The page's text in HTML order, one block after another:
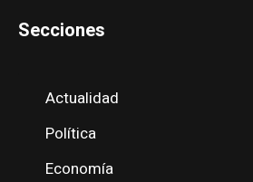
Secciones
Actualidad
Política
Economía